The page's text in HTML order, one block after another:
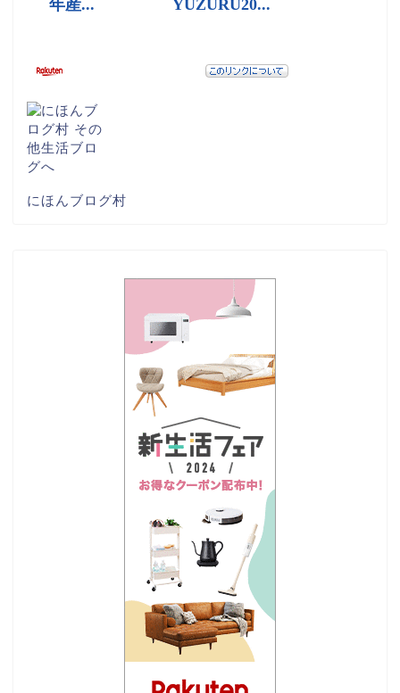
にほんブログ村